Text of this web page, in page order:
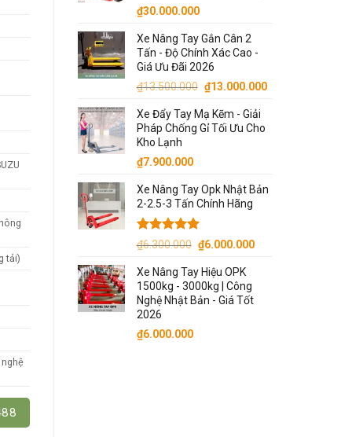
tải)
₫30.000.000
Xe Nâng Tay Gắn Cân 2
Tấn - Độ Chính Xác Cao -
Giá Ưu Đãi 2026
₫13.500.000 Giá
là:
₫13.500.000.
₫13.000.000Giá
Xe Đẩy Tay Mạ Kẽm - Giải
Pháp Chống Gỉ Tối Ưu Cho
Kho Lạnh
₫7.900.000
Xe Nâng Tay Opk Nhật Bản
2-2.5-3 Tấn Chính Hãng
Được xếp
5 sao
₫6.300.000 Giá
là:
₫6.300.000.
₫6.000.000Giá
₫6.000.000.
Xe Nâng Tay Hiệu OPK
1500kg - 3000kg | Công
Nghệ Nhật Bản - Giá Tốt
2026
₫6.000.000